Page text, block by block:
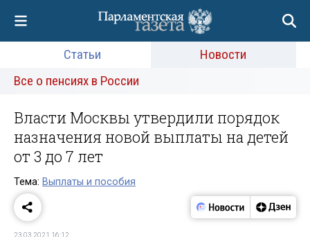
Статьи
Новости
Все о пенсиях в России
Власти Москвы утвердили порядок
назначения новой выплаты на детей
от 3 до 7 лет
Тема: Выплаты и пособия
23.03.2021 16:12